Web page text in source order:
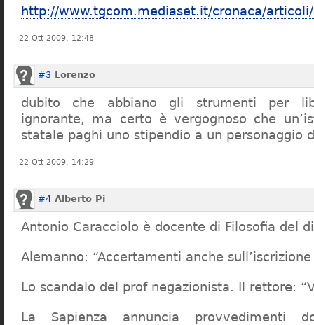
http://www.tgcom.mediaset.it/cronaca/
22 Ott 2009, 12:48
#3 Lorenzo
dubito che abbiano gli strumenti per
ignorante, ma certo è vergognoso che
statale paghi uno stipendio a un personaggio
22 Ott 2009, 14:29
#4 Alberto Pi
Antonio Caracciolo è docente di Filosofia del
Alemanno: “Accertamenti anche
Lo scandalo del prof negazionista. Il rettore:
La Sapienza annuncia provvedimenti